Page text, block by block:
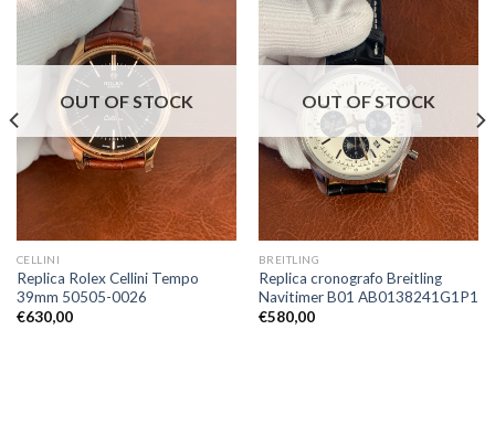
OUT OF STOCK
CELLINI
Replica Rolex Cellini Tempo
39mm 50505-0026
€630,00
OUT OF STOCK
BREITLING
Replica cronografo Breitling
Navitimer B01 AB0138241G1P1
€580,00